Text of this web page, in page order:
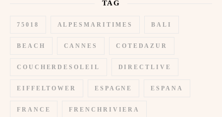
TAG
75018 ALPESMARITIMES BALI
BEACH CANNES COTEDAZUR
COUCHERDESOLEIL DIRECTLIVE
EIFFELTOWER ESPAGNE ESPANA
FRANCE FRENCHRIVIERA